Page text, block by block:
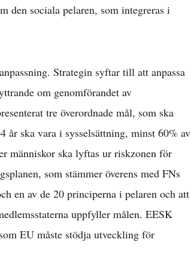
»
»
»
den sociala pelaren, som integreras i
Strategin syftar till att anpassa
om genomförandet av
tre överordnade mål, som ska
år ska vara i sysselsättning, minst 60% av
människor ska lyftas ur riskzonen för
som stämmer överens med FNs
en av de 20 principerna i pelaren och att
uppfyller målen. EESK
EU måste stödja utveckling för